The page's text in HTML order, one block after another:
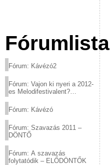
Fórumlista
Fórum: Kávézó2
Fórum: Vajon ki nyeri a 2012-
es Melodifestivalent?
Fórum: Kávézó
Fórum: Szavazás 2011 –
DÖNTŐ
Fórum: A szavazás
folytatódik – ELŐDÖNTŐK